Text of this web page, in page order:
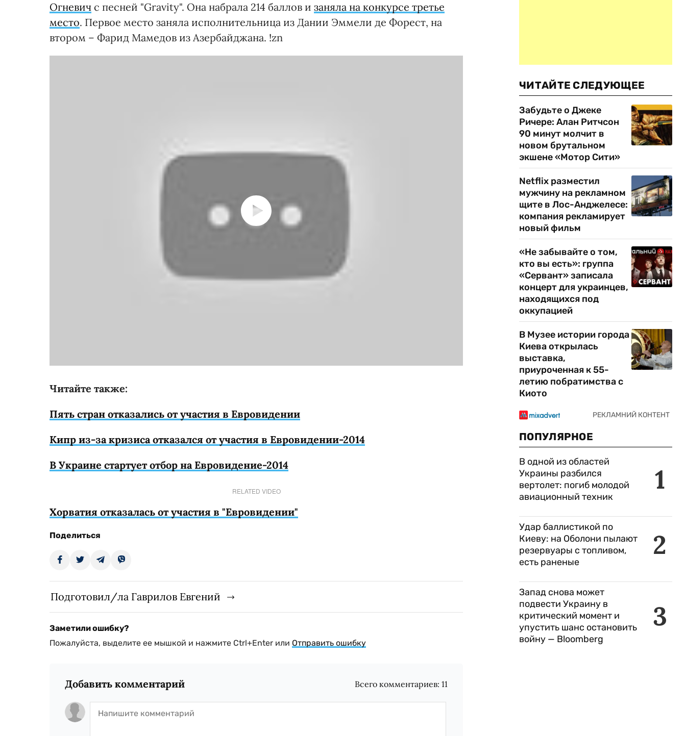
Огневич с песней "Gravity". Она набрала 214 баллов и заняла на конкурсе третье
место. Первое место заняла исполнительница из Дании Эммели де Форест, на
втором – Фарид Мамедов из Азербайджана. !zn
Читайте также:
Пять стран отказались от участия в Евровидении
Кипр из-за кризиса отказался от участия в Евровидении-2014
В Украине стартует отбор на Евровидение-2014
RELATED VIDEO
Хорватия отказалась от участия в "Евровидении"
Поделиться
Подготовил/ла Гаврилов Евгений
Заметили ошибку?
Пожалуйста, выделите ее мышкой и нажмите Ctrl+Enter или Отправить ошибку
Добавить комментарий Всего комментариев:11
ЧИТАЙТЕ СЛЕДУЮЩЕЕ
Забудьте о Джеке
Ричере: Алан Ритчсон
90 минут молчит в
новом брутальном
экшене «Мотор Сити»
Netflix разместил
мужчину на рекламном
щите в Лос-Анджелесе:
компания рекламирует
новый фильм
«Не забывайте о том,
кто вы есть»: группа
«Сервант» записала
концерт для украинцев,
находящихся под
оккупацией
В Музее истории города
Киева открылась
выставка,
приуроченная к 55-
летию побратимства с
Киото
ПОПУЛЯРНОЕ
1
В одной из областей
Украины разбился
вертолет: погиб молодой
авиационный техник
2
Удар баллистикой по
Киеву: на Оболони пылают
резервуары с топливом,
есть раненые
3
Запад снова может
подвести Украину в
критический момент и
упустить шанс остановить
войну — Bloomberg